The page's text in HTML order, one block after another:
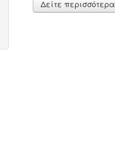
Δείτε περισσότερα